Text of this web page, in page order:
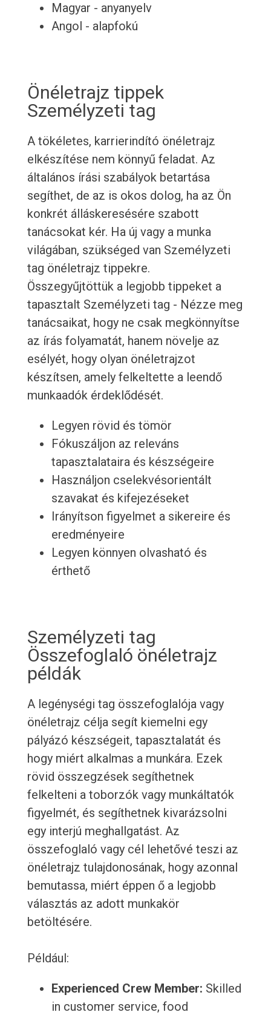
Magyar - anyanyelv
Angol - alapfokú
Önéletrajz tippek
Személyzeti tag
A tökéletes, karrierindító önéletrajz
elkészítése nem könnyű feladat. Az
általános írási szabályok betartása
segíthet, de az is okos dolog, ha az Ön
konkrét álláskeresésére szabott
tanácsokat kér. Ha új vagy a munka
világában, szükséged van Személyzeti
tag önéletrajz tippekre.
Összegyűjtöttük a legjobb tippeket a
tapasztalt Személyzeti tag - Nézze meg
tanácsaikat, hogy ne csak megkönnyítse
az írás folyamatát, hanem növelje az
esélyét, hogy olyan önéletrajzot
készítsen, amely felkeltette a leendő
munkaadók érdeklődését.
Legyen rövid és tömör
Fókuszáljon az releváns
tapasztalataira és készségeire
Használjon cselekvésorientált
szavakat és kifejezéseket
Irányítson figyelmet a sikereire és
eredményeire
Legyen könnyen olvasható és
érthető
Személyzeti tag
Összefoglaló önéletrajz
példák
A legénységi tag összefoglalója vagy
önéletrajz célja segít kiemelni egy
pályázó készségeit, tapasztalatát és
hogy miért alkalmas a munkára. Ezek
rövid összegzések segíthetnek
felkelteni a toborzók vagy munkáltatók
figyelmét, és segíthetnek kivarázsolni
egy interjú meghallgatást. Az
összefoglaló vagy cél lehetővé teszi az
önéletrajz tulajdonosának, hogy azonnal
bemutassa, miért éppen ő a legjobb
választás az adott munkakör
betöltésére.
Például:
Experienced Crew Member: Skilled
in customer service, food